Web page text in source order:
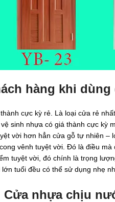
hàng khi dùng
cực kỳ rẻ. Là loại cửa rẻ
sinh nhựa có giá thành cực kỳ
vời hơn hẳn cửa gỗ tự nhiên –
vênh tuyệt vời. Đó là điều mà
tuyệt vời, đó chính là trọng
tuổi đều có thể sử dụng nhẹ
nhựa chịu